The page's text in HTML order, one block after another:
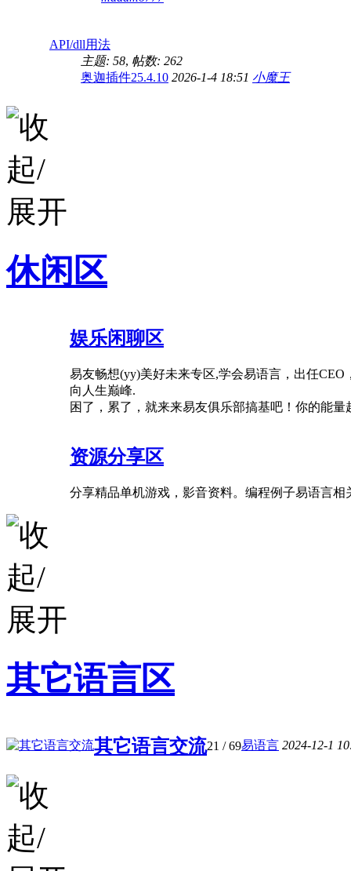
API/dll用法
主题: 58, 帖数: 262
奥迦插件25.4.10 2026-1-4 18:51 小魔王
休闲区
娱乐闲聊区
易友畅想(yy)美好未来专区,学会易语言，出任CEO
向人生巅峰.
困了，累了，就来来易友俱乐部搞基吧！你的能量
资源分享区
分享精品单机游戏，影音资料。编程例子易语言相
其它语言区
其它语言交流21 / 69易语言 2024-12-1